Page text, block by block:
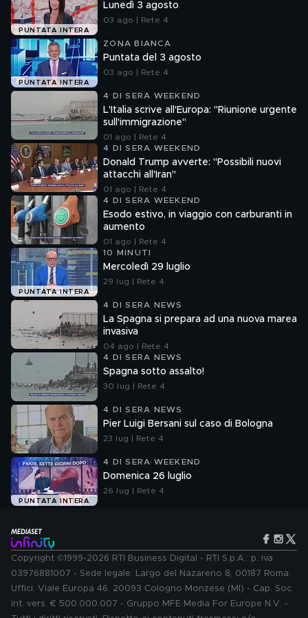
PUNTATA INTERA
Lunedì 3 agosto
03 ago | Rete 4
PUNTATA INTERA
ZONA BIANCA
Puntata del 3 agosto
03 ago | Rete 4
4 DI SERA WEEKEND
L'Italia scrive all'Europa: "Riunione urgente
sull'immigrazione"
01 ago | Rete 4
4 DI SERA WEEKEND
Donald Trump avverte: "Possibili nuovi
attacchi all'Iran"
01 ago | Rete 4
4 DI SERA WEEKEND
Esodo estivo, in viaggio con carburanti in
aumento
01 ago | Rete 4
PUNTATA INTERA
10 MINUTI
Mercoledì 29 luglio
29 lug | Rete 4
4 DI SERA NEWS
La Spagna si prepara ad una nuova marea
invasiva
04 ago | Rete 4
4 DI SERA NEWS
Spagna sotto assalto!
30 lug | Rete 4
4 DI SERA NEWS
Pier Luigi Bersani sul caso di Bologna
23 lug | Rete 4
PUNTATA INTERA
4 DI SERA WEEKEND
Domenica 26 luglio
26 lug | Rete 4
Copyright ©1999-2026 RTI Business Digital - RTI S.p.A.: p. iva
03976881007 - Sede legale: Largo del Nazareno 8, 00187 Roma.
Uffici: Viale Europa 46, 20093 Cologno Monzese (MI) - Cap. Soc.
int. vers. € 500.000.007 - Gruppo MFE Media For Europe N.V. -